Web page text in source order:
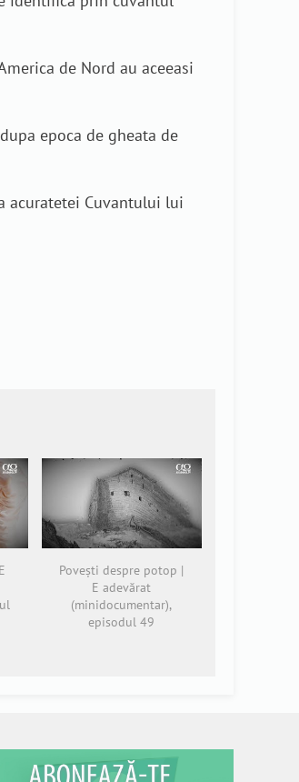
de Nord au aceeasi
epoca de gheata de
acuratetei Cuvantului lui
Povești despre potop |
E adevărat
(minidocumentar),
episodul 49